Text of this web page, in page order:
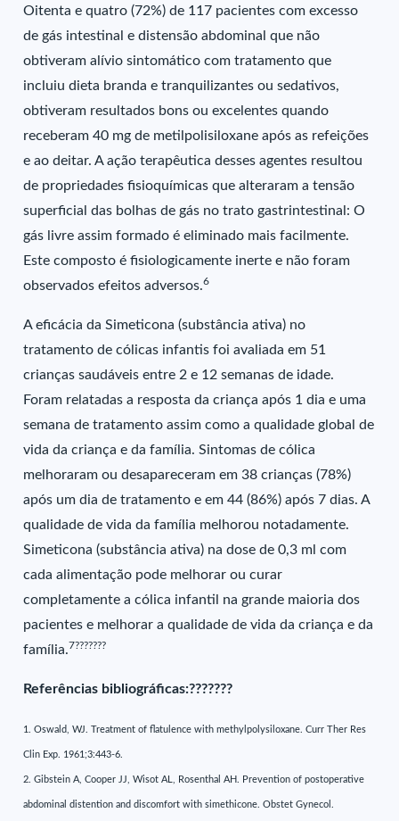
Oitenta e quatro (72%) de 117 pacientes com excesso
de gás intestinal e distensão abdominal que não
obtiveram alívio sintomático com tratamento que
incluiu dieta branda e tranquilizantes ou sedativos,
obtiveram resultados bons ou excelentes quando
receberam 40 mg de metilpolisiloxane após as refeições
e ao deitar. A ação terapêutica desses agentes resultou
de propriedades fisioquímicas que alteraram a tensão
superficial das bolhas de gás no trato gastrintestinal: O
gás livre assim formado é eliminado mais facilmente.
Este composto é fisiologicamente inerte e não foram
observados efeitos adversos.6
A eficácia da Simeticona (substância ativa) no
tratamento de cólicas infantis foi avaliada em 51
crianças saudáveis entre 2 e 12 semanas de idade.
Foram relatadas a resposta da criança após 1 dia e uma
semana de tratamento assim como a qualidade global de
vida da criança e da família. Sintomas de cólica
melhoraram ou desapareceram em 38 crianças (78%)
após um dia de tratamento e em 44 (86%) após 7 dias. A
qualidade de vida da família melhorou notadamente.
Simeticona (substância ativa) na dose de 0,3 ml com
cada alimentação pode melhorar ou curar
completamente a cólica infantil na grande maioria dos
pacientes e melhorar a qualidade de vida da criança e da
família.7???????
Referências bibliográficas:???????
1. Oswald, WJ. Treatment of flatulence with methylpolysiloxane. Curr Ther Res
Clin Exp. 1961;3:443-6.
2. Gibstein A, Cooper JJ, Wisot AL, Rosenthal AH. Prevention of postoperative
abdominal distention and discomfort with simethicone. Obstet Gynecol.